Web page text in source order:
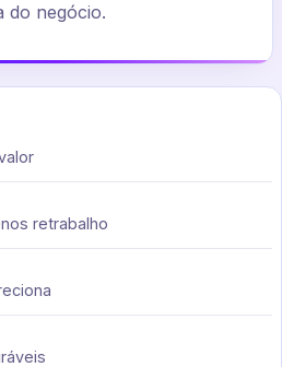
do negócio.
retrabalho